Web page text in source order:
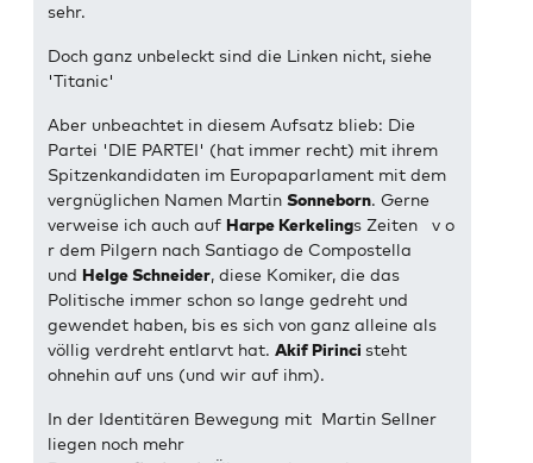
sehr.
Doch ganz unbeleckt sind die Linken nicht, siehe
'Titanic'
Aber unbeachtet in diesem Aufsatz blieb: Die
Partei 'DIE PARTEI' (hat immer recht) mit ihrem
Spitzenkandidaten im Europaparlament mit dem
vergnüglichen Namen Martin Sonneborn. Gerne
verweise ich auch auf Harpe Kerkelings Zeiten v o
r dem Pilgern nach Santiago de Compostella
und Helge Schneider, diese Komiker, die das
Politische immer schon so lange gedreht und
gewendet haben, bis es sich von ganz alleine als
völlig verdreht entlarvt hat. Akif Pirinci steht
ohnehin auf uns (und wir auf ihm).
In der Identitären Bewegung mit Martin Sellner
liegen noch mehr